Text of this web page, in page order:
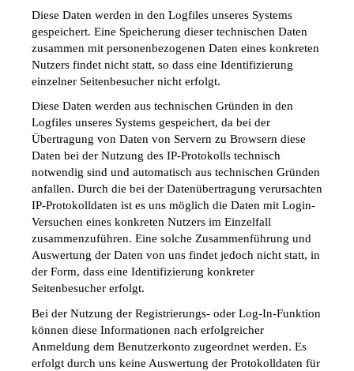
Diese Daten werden in den Logfiles unseres Systems
gespeichert. Eine Speicherung dieser technischen Daten
zusammen mit personenbezogenen Daten eines konkreten
Nutzers findet nicht statt, so dass eine Identifizierung
einzelner Seitenbesucher nicht erfolgt.
Diese Daten werden aus technischen Gründen in den
Logfiles unseres Systems gespeichert, da bei der
Übertragung von Daten von Servern zu Browsern diese
Daten bei der Nutzung des IP-Protokolls technisch
notwendig sind und automatisch aus technischen Gründen
anfallen. Durch die bei der Datenübertragung verursachten
IP-Protokolldaten ist es uns möglich die Daten mit Login-
Versuchen eines konkreten Nutzers im Einzelfall
zusammenzuführen. Eine solche Zusammenführung und
Auswertung der Daten von uns findet jedoch nicht statt, in
der Form, dass eine Identifizierung konkreter
Seitenbesucher erfolgt.
Bei der Nutzung der Registrierungs- oder Log-In-Funktion
können diese Informationen nach erfolgreicher
Anmeldung dem Benutzerkonto zugeordnet werden. Es
erfolgt durch uns keine Auswertung der Protokolldaten für